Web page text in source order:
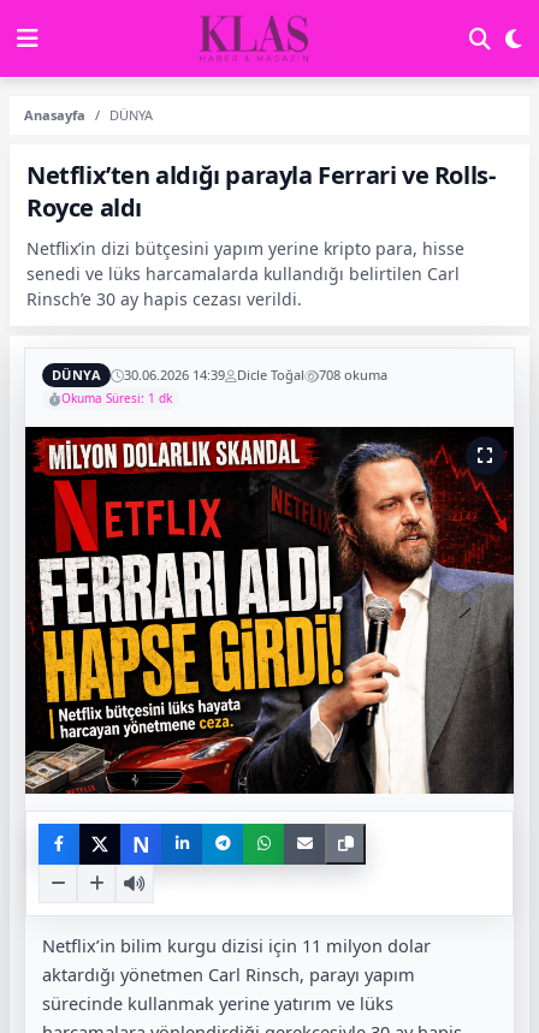
Anasayfa DÜNYA
Netflix’ten aldığı parayla Ferrari ve Rolls-
Royce aldı
Netflix’in dizi bütçesini yapım yerine kripto para, hisse
senedi ve lüks harcamalarda kullandığı belirtilen Carl
Rinsch’e 30 ay hapis cezası verildi.
DÜNYA 30.06.2026 14:39 Dicle Toğal 708 okuma
Okuma Süresi: 1 dk
N
Netflix’in bilim kurgu dizisi için 11 milyon dolar
aktardığı yönetmen Carl Rinsch, parayı yapım
sürecinde kullanmak yerine yatırım ve lüks